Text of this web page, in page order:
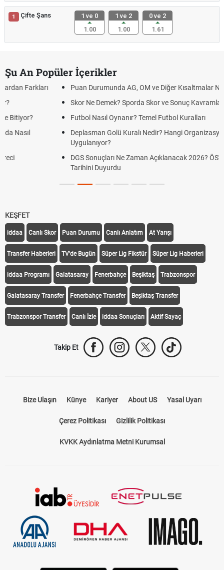
1 Çifte Şans
1 ve 0
1.00
1 ve 2
1.00
0 ve 2
1.61
Şu An Popüler İçerikler
Puan Durumunda AG, OM ve Diğer Kısaltmalar Ne Anlama Gelir?
Skor Ne Demek? Sporda Skor ve Sonuç Kavramları
Futbol Nasıl Oynanır? Temel Futbol Kuralları
Deplasman Golü Kuralı Nedir? Hangi Organizasyonlarda
DGS Sonuçları Ne Zaman Açıklanacak 2026? ÖSYM Sonuç
Tarihini Duyurdu
KEŞFET
iddaa Canlı Skor Puan Durumu Canlı Anlatım At Yarışı
Transfer Haberleri TV'de Bugün Süper Lig Fikstür Süper Lig Haberleri
iddaa Programı Galatasaray Fenerbahçe Beşiktaş Trabzonspor
Galatasaray Transfer Fenerbahçe Transfer Beşiktaş Transfer
Trabzonspor Transfer Canlı İzle iddaa Sonuçları Aktif Sayaç
Takip Et
Bize Ulaşın Künye Kariyer About US Yasal Uyarı
Çerez Politikası Gizlilik Politikası
KVKK Aydınlatma Metni Kurumsal